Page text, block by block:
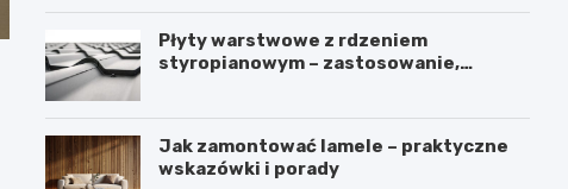
Płyty warstwowe z rdzeniem
styropianowym – zastosowanie,
Jak zamontować lamele – praktyczne
wskazówki i porady